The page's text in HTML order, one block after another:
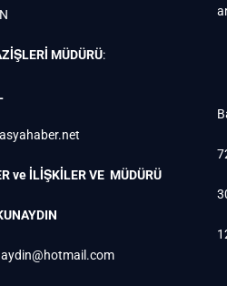
MÜDÜRÜ:
ve İLİŞKİLER VE MÜDÜRÜ